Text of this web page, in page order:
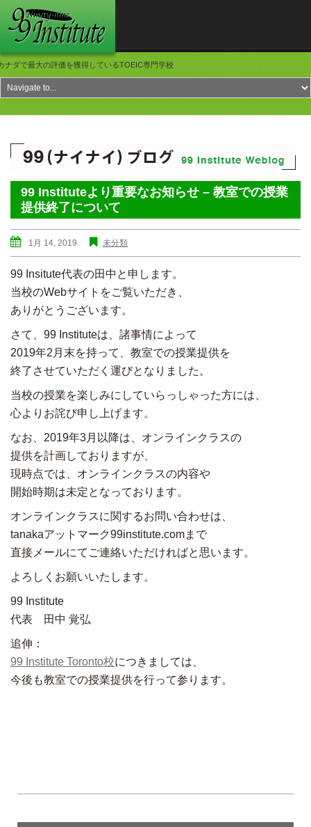
ナダで最大の評価を獲得しているTOEIC専門学校
99 Instituteより重要なお知らせ – 教室での授業
提供終了について
1月 14, 2019 未分類
99 Insitute代表の田中と申します。
当校のWebサイトをご覧いただき、
ありがとうございます。
さて、99 Instituteは、諸事情によって
2019年2月末を持って、教室での授業提供を
終了させていただく運びとなりました。
当校の授業を楽しみにしていらっしゃった方には、
心よりお詫び申し上げます。
なお、2019年3月以降は、オンラインクラスの
提供を計画しておりますが、
現時点では、オンラインクラスの内容や
開始時期は未定となっております。
オンラインクラスに関するお問い合わせは、
tanakaアットマーク99institute.comまで
直接メールにてご連絡いただければと思います。
よろしくお願いいたします。
99 Institute
代表 田中 覚弘
追伸：
99 Institute Toronto校につきましては、
今後も教室での授業提供を行って参ります。